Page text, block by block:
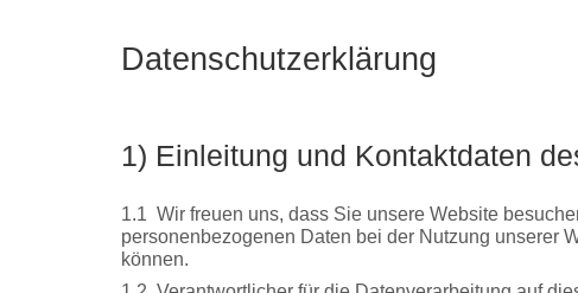
Datenschutzerklärung
1) Einleitung und Kontaktdaten
1.1 Wir freuen uns, dass Sie unsere Website
personenbezogenen Daten bei der Nutzung unserer
können.